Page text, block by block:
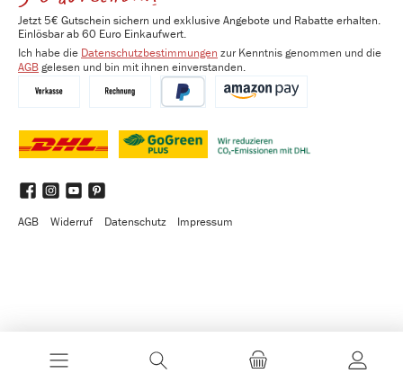
Jetzt 5€ Gutschein sichern und exklusive Angebote und Rabatte erhalten.
Einlösbar ab 60 Euro Einkaufwert.
Ich habe die Datenschutzbestimmungen zur Kenntnis genommen und die
AGBgelesen und bin mit ihnen einverstanden.
FacebookInstagram
YouTubePinterest
AGB
Widerruf Datenschutz Impressum